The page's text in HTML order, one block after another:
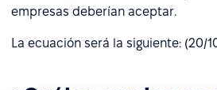
empresas deberían aceptar.
La ecuación será la siguiente: (20/